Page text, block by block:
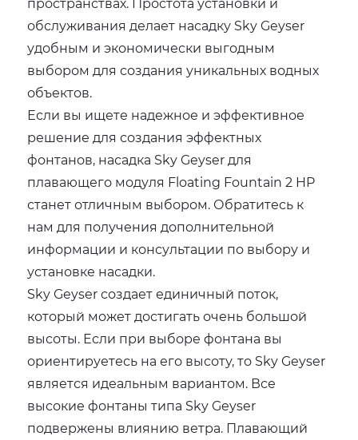
обслуживания делает насадку Sky Geyser
удобным и экономически выгодным
выбором для создания уникальных водных
объектов.
Если вы ищете надежное и эффективное
решение для создания эффектных
фонтанов, насадка Sky Geyser для
плавающего модуля Floating Fountain 2 HP
станет отличным выбором. Обратитесь к
нам для получения дополнительной
информации и консультации по выбору и
установке насадки.
Sky Geyser создает единичный поток,
который может достигать очень большой
высоты. Если при выборе фонтана вы
ориентируетесь на его высоту, то Sky Geyser
является идеальным вариантом. Все
высокие фонтаны типа Sky Geyser
подвержены влиянию ветра. Плавающий